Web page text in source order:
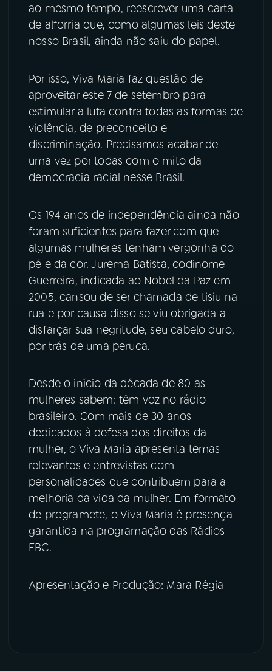
ao mesmo tempo, reescrever uma carta
de alforria que, como algumas leis deste
nosso Brasil, ainda não saiu do papel.
Por isso, Viva Maria faz questão de
aproveitar este 7 de setembro para
estimular a luta contra todas as formas de
violência, de preconceito e
discriminação. Precisamos acabar de
uma vez por todas com o mito da
democracia racial nesse Brasil.
Os 194 anos de independência ainda não
foram suficientes para fazer com que
algumas mulheres tenham vergonha do
pé e da cor. Jurema Batista, codinome
Guerreira, indicada ao Nobel da Paz em
2005, cansou de ser chamada de tisiu na
rua e por causa disso se viu obrigada a
disfarçar sua negritude, seu cabelo duro,
por trás de uma peruca.
Desde o início da década de 80 as
mulheres sabem: têm voz no rádio
brasileiro. Com mais de 30 anos
dedicados à defesa dos direitos da
mulher, o Viva Maria apresenta temas
relevantes e entrevistas com
personalidades que contribuem para a
melhoria da vida da mulher. Em formato
de programete, o Viva Maria é presença
garantida na programação das Rádios
EBC.
Apresentação e Produção: Mara Régia